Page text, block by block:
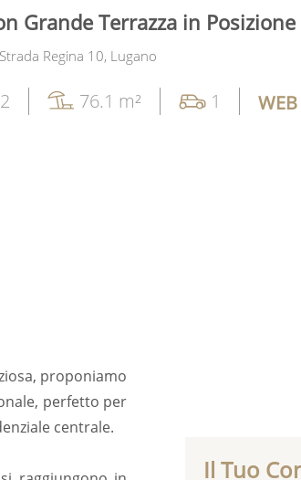
Grande Terrazza in
Strada Regina 10, Lugano
2 76.1 m² 1
proponiamo
perfetto per
centrale.
Il Tuo